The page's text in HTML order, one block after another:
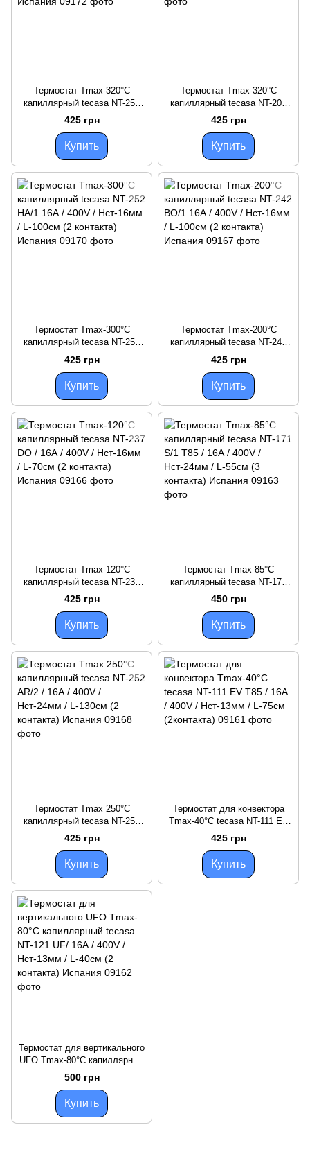
Термостат Tmax-320°C
капиллярный tecasa NT-251
НА/2 / 16А / 400V / Hст-8мм /
L-45см (2 контакта) Испания
425 грн
Купить
Термостат Tmax-320°C
капиллярный tecasa NT-202
ВО/3 16А / 400V / Hст-16мм /
L-100см Испания
425 грн
Купить
Термостат Tmax-300°C
капиллярный tecasa NT-252
НА/1 16А / 400V / Hст-16мм /
L-100см (2 контакта) Испания
425 грн
Купить
Термостат Tmax-200°C
капиллярный tecasa NT-242
ВО/1 16А / 400V / Hст-16мм /
L-100см (2 контакта) Испания
425 грн
Купить
Термостат Tmax-120°C
капиллярный tecasa NT-237
DO / 16А / 400V / Hст-16мм /
L-70см (2 контакта) Испания
425 грн
Купить
Термостат Tmax-85°C
капиллярный tecasa NT-171
S/1 Т85 / 16А / 400V /
Hст-24мм / L-55см (3 контакта)
Испания
450 грн
Купить
Термостат Tmax 250°C
капиллярный tecasa NT-252
AR/2 / 16А / 400V / Hст-24мм /
L-130см (2 контакта) Испания
425 грн
Купить
Термостат для конвектора
Tmax-40°C tecasa NT-111 EV
Т85 / 16А / 400V / Hст-13мм /
L-75см (2контакта)
425 грн
Купить
Термостат для вертикального
UFO Tmax-80°C капиллярный
tecasa NT-121 UF/ 16А / 400V /
Hст-13мм / L-40см (2 контакта)
Испания
500 грн
Купить